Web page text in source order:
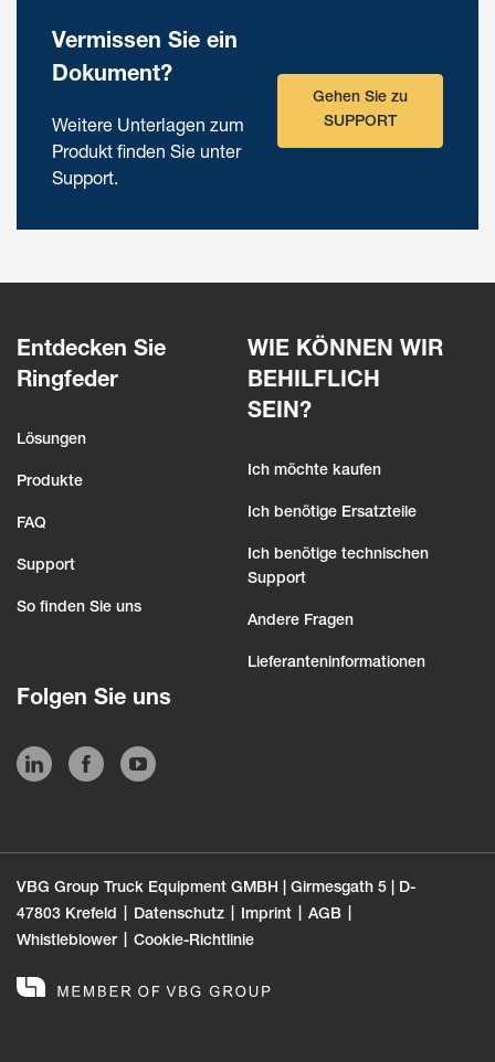
Vermissen Sie ein
Dokument?
Weitere Unterlagen zum
Produkt finden Sie unter
Support.
Gehen Sie zu
SUPPORT
Entdecken Sie
Ringfeder
Lösungen
Produkte
FAQ
Support
So finden Sie uns
WIE KÖNNEN WIR
BEHILFLICH
SEIN?
Ich möchte kaufen
Ich benötige Ersatzteile
Ich benötige technischen
Support
Andere Fragen
Lieferanteninformationen
Folgen Sie uns
VBG Group Truck Equipment GMBH | Girmesgath 5 | D-
47803 Krefeld
Datenschutz Imprint
AGB
Whistleblower
Cookie-Richtlinie